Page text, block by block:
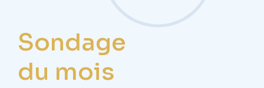
Sondage
du mois